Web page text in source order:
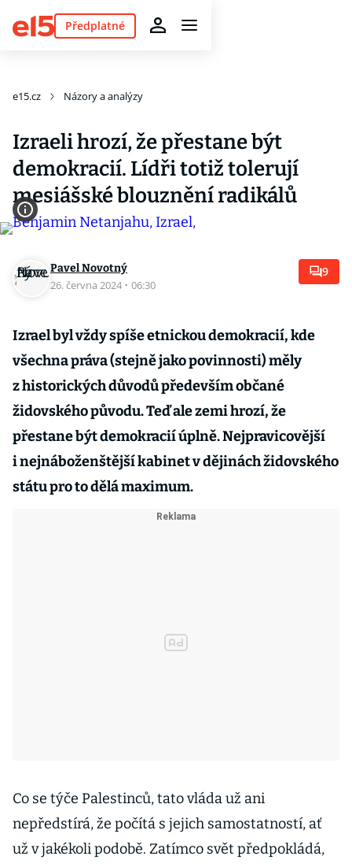
Předplatné
e15.cz Názory a analýzy
Izraeli hrozí, že přestane být
demokracií. Lídři totiž tolerují
mesiášské blouznění radikálů
Pavel Novotný
26. června 2024 · 06:30
9
Izrael byl vždy spíše etnickou demokracií, kde
všechna práva (stejně jako povinnosti) měly
z historických důvodů především občané
židovského původu. Teď ale zemi hrozí, že
přestane být demokracií úplně. Nejpravicovější
i nejnáboženštější kabinet v dějinách židovského
státu pro to dělá maximum.
Co se týče Palestinců, tato vláda už ani
nepředstírá, že počítá s jejich samostatností, ať
už v jakékoli podobě. Zatímco svět předpokládá,